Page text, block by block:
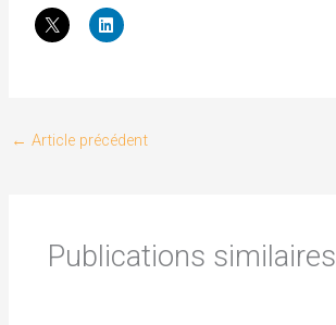
← Article précédent
Publications similaires